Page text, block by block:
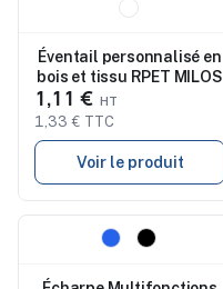
Éventail personnalisé en
bois et tissu RPET MILOS
1,11 €
1,33 € TTC
Voir le produit